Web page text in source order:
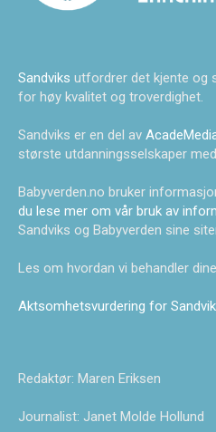
Sandviks utfordrer det kjente og
for høy kvalitet og troverdighet.
Sandviks er en del av
største utdanningsselskaper
Babyverden.no bruker
du lese mer om vår bruk av
Sandviks og Babyverden sine
Les om hvordan vi behandler dine
Aktsomhetsvurdering for
Redaktør: Maren Eriksen
Journalist: Janet Molde Hollund